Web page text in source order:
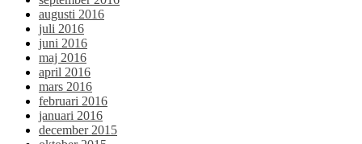
augusti 2016
juli 2016
juni 2016
maj 2016
april 2016
mars 2016
februari 2016
januari 2016
december 2015